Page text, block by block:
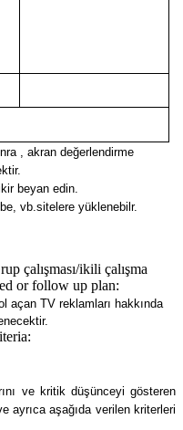
, akran değerlendirme
beyan edin.
vb.sitelere yüklenebilr.
çalışması/ikili çalışma
or follow up plan:
açan TV reklamları hakkında
ve kritik düşünceyi gösteren
ayrıca aşağıda verilen kriterleri